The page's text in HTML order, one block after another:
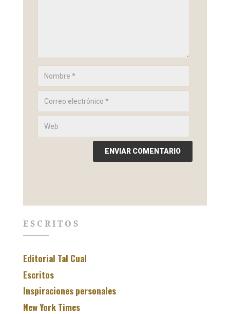
ESCRITOS
Editorial Tal Cual
Escritos
Inspiraciones personales
New York Times